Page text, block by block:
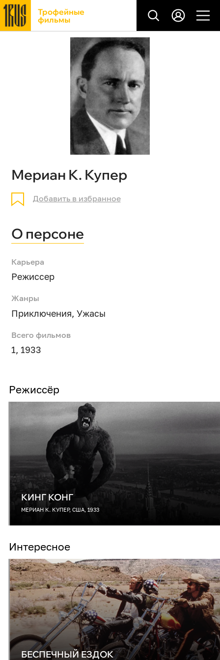
Трофейные
фильмы
Мериан К. Купер
Добавить в избранное
О персоне
Карьера
Режиссер
Жанры
Приключения, Ужасы
Всего фильмов
1, 1933
Режиссёр
КИНГ КОНГ
МЕРИАН К. КУПЕР, США, 1933
Интересное
БЕСПЕЧНЫЙ ЕЗДОК